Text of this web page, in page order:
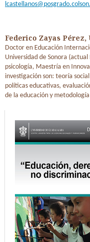
Federico Zayas Pérez,
Doctor en Educación
Universidad de Sonora
psicología, Maestría en
investigación son: teoría
políticas educativas,
de la educación y